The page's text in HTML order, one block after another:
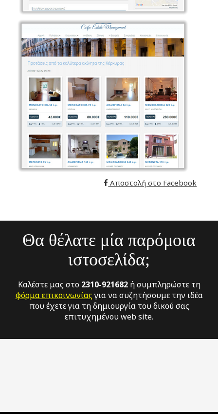
Αποστολή στο Facebook
Θα θέλατε μία παρόμοια
ιστοσελίδα;
Καλέστε μας στο 2310-921682ή συμπληρώστε τη
φόρμα επικοινωνίαςγια να συζητήσουμε την ιδέα
που έχετε για τη δημιουργία του δικού σας
επιτυχημένου web site.